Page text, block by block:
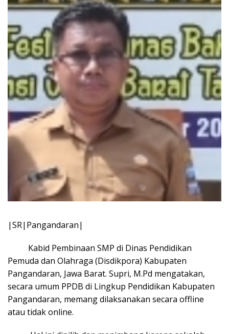
|SR|Pangandaran|
Kabid Pembinaan SMP di Dinas Pendidikan
Pemuda dan Olahraga (Disdikpora) Kabupaten
Pangandaran, Jawa Barat. Supri, M.Pd mengatakan,
secara umum PPDB di Lingkup Pendidikan Kabupaten
Pangandaran, memang dilaksanakan secara offline
atau tidak online.